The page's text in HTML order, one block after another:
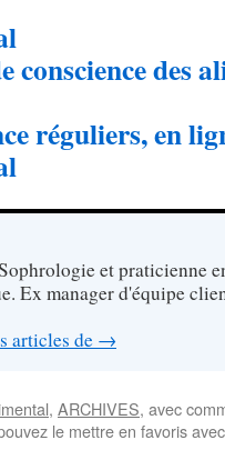
conscience des
réguliers, en
et praticienne
Ex manager d'équipe
articles de →
, ARCHIVES, avec
le mettre en favoris